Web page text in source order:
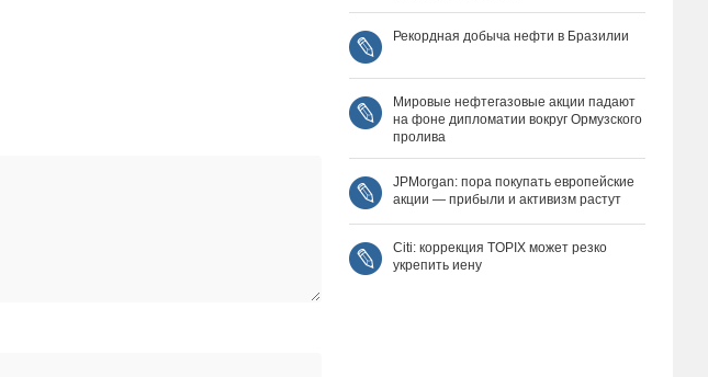
Рекордная добыча нефти в Бразилии
Мировые нефтегазовые акции падают
на фоне дипломатии вокруг Ормузского
пролива
JPMorgan: пора покупать европейские
акции — прибыли и активизм растут
Citi: коррекция TOPIX может резко
укрепить иену